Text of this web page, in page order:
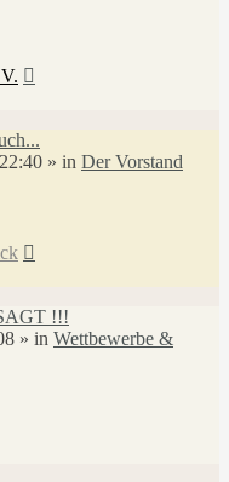
» in Der Vorstand
!!!
» in Wettbewerbe &